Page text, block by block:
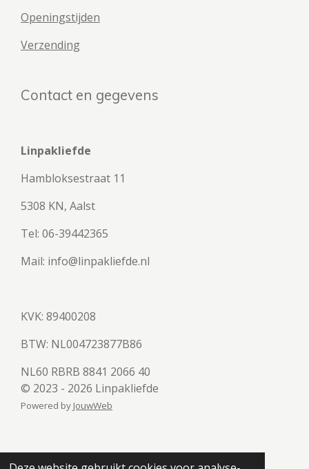
Openingstijden
Verzending
Contact en gegevens
Linpakliefde
Hambloksestraat 11
5308 KN, Aalst
Tel: 06-39442365
Mail: info@linpakliefde.nl
KVK: 89400208
BTW: NL004723877B86
NL60 RBRB 8841 2066 40
© 2023 - 2026 Linpakliefde
Powered by JouwWeb